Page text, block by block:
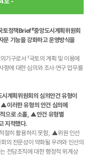
정책Brief『중앙도시계획위원회
문 기능을 강화하고 운영방식을
구로서 「국토의 계획 및 이용에
항에 대한 심의와 조사·연구 업무를
계획위원회의 심의안건 유형이
이러한 유형의 안건 심의에
적으로 소홀, ▲안건 유형별
지적했다.
절히 활용하지 못함, ▲위원 인선
의 전문성이 약화될 우려와 인선의
전담조직에 대한 행정적 위계상